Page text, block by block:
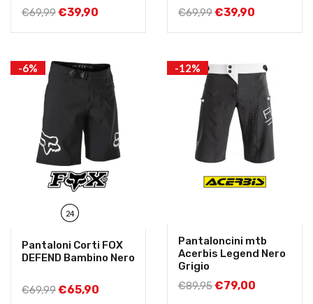
€69,99€39,90
€69,99€39,90
-6%
24
Pantaloni Corti FOX
DEFEND Bambino Nero
€69,99€65,90
-12%
Pantaloncini mtb
Acerbis Legend Nero
Grigio
€89,95€79,00